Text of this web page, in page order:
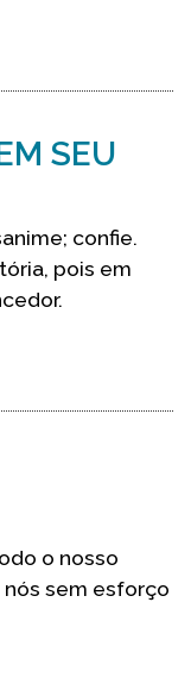
SEU
confie.
pois em
o nosso
nós sem esforço